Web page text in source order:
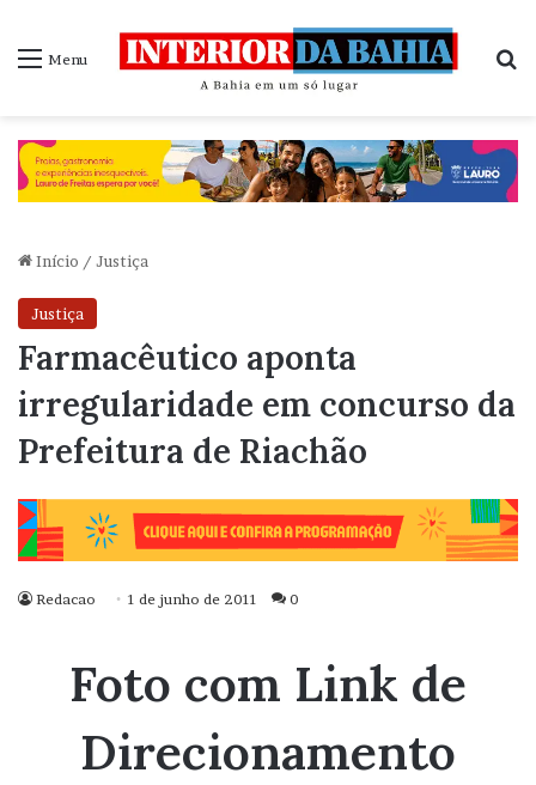
Menu
Início / Justiça
Justiça
Farmacêutico aponta
irregularidade em concurso da
Prefeitura de Riachão
Redacao 1 de junho de 2011 0
Foto com Link de
Direcionamento